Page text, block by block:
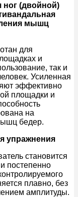
ног (двойной)
мышц
для
и
так и
Усиленная
эффективно
площадки и
на
бедер.
упражнения
становится
постепенно
плавно, без
амплитуды.